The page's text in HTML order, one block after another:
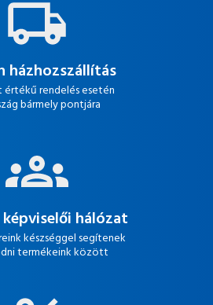
házhozszállítás
értékű rendelés esetén
bármely pontjára
hálózat
készséggel segítenek
termékeink között